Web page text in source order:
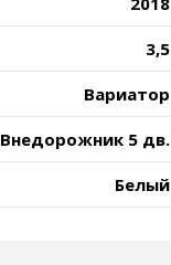
3,5
Вариатор
Внедорожник 5 дв.
Белый